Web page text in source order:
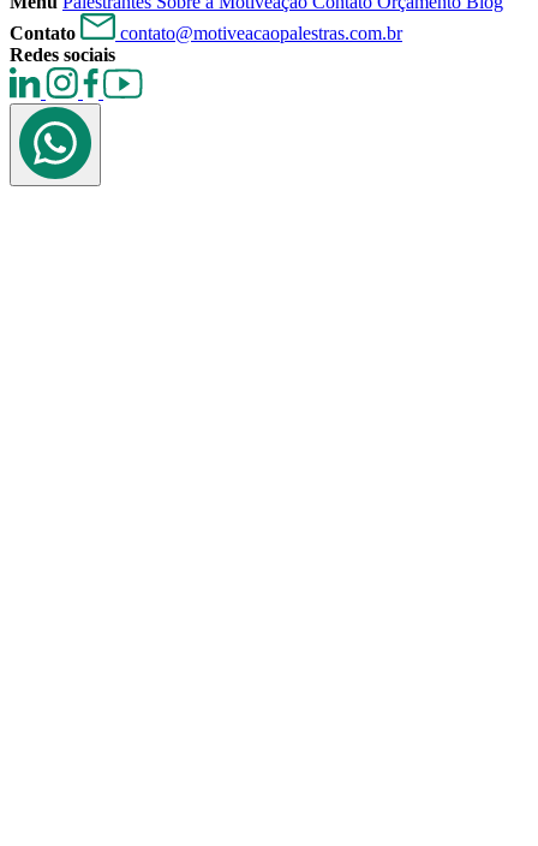
Contato
contato@motiveacaopalestras.com.br
Redes sociais